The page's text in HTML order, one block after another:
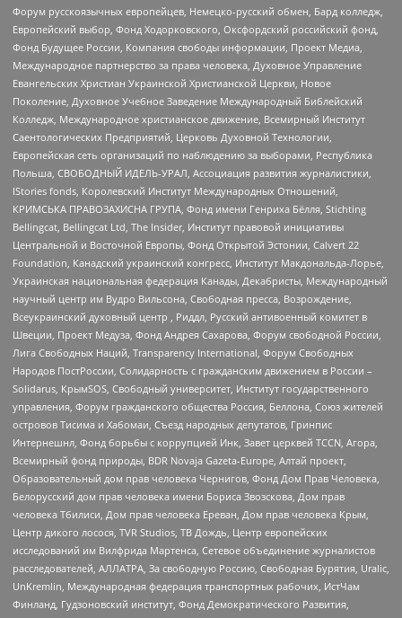
Форум русскоязычных европейцев, Немецко-русский обмен, Бард колледж,
Европейский выбор, Фонд Ходорковского, Оксфордский российский фонд,
Фонд Будущее России, Компания свободы информации, Проект Медиа,
Международное партнерство за права человека, Духовное Управление
Евангельских Христиан Украинской Христианской Церкви, Новое
Поколение, Духовное Учебное Заведение Международный Библейский
Колледж, Международное христианское движение, Всемирный Институт
Саентологических Предприятий, Церковь Духовной Технологии,
Европейская сеть организаций по наблюдению за выборами, Республика
Польша, СВОБОДНЫЙ ИДЕЛЬ-УРАЛ, Ассоциация развития журналистики,
IStories fonds, Королевский Институт Международных Отношений,
КРИМСЬКА ПРАВОЗАХИСНА ГРУПА, Фонд имени Генриха Бёлля, Stichting
Bellingcat, Bellingcat Ltd, The Insider, Институт правовой инициативы
Центральной и Восточной Европы, Фонд Открытой Эстонии, Calvert 22
Foundation, Канадский украинский конгресс, Институт Макдональда-Лорье,
Украинская национальная федерация Канады, Декабристы, Международный
научный центр им Вудро Вильсона, Свободная пресса, Возрождение,
Всеукраинский духовный центр , Риддл, Русский антивоенный комитет в
Швеции, Проект Медуза, Фонд Андрея Сахарова, Форум свободной России,
Лига Свободных Наций, Transparеncy International, Форум Свободных
Народов ПостРоссии, Солидарность с гражданским движением в России –
Solidarus, КрымSOS, Свободный университет, Институт государственного
управления, Форум гражданского общества Россия, Беллона, Союз жителей
островов Тисима и Хабомаи, Съезд народных депутатов, Гринпис
Интернешнл, Фонд борьбы с коррупцией Инк, Завет церквей TCCN, Агора,
Всемирный фонд природы, BDR Novaja Gazeta-Europe, Алтай проект,
Образовательный дом прав человека Чернигов, Фонд Дом Прав Человека,
Белорусский дом прав человека имени Бориса Звозскова, Дом прав
человека Тбилиси, Дом прав человека Ереван, Дом прав человека Крым,
Центр дикого лосося, TVR Studios, ТВ Дождь, Центр европейских
исследований им Вилфрида Мартенса, Сетевое объединение журналистов
расследователей, АЛЛАТРА, За свободную Россию, Свободная Бурятия, Uralic,
UnKremlin, Международная федерация транспортных рабочих, ИстЧам
Финланд, Гудзоновский институт, Фонд Демократического Развития,